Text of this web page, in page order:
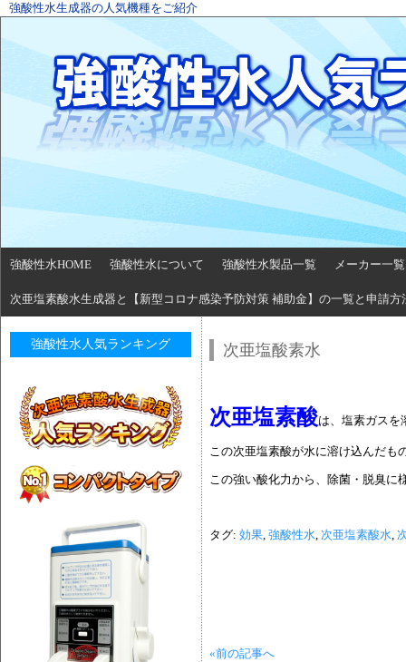
強酸性水生成器の人気機種をご紹介
強酸性水HOME 強酸性水について 強酸性水製品一覧 メーカー一覧
次亜塩素酸水生成器と【新型コロナ感染予防対策 補助金】の一覧と申請方
強酸性水人気ランキング 次亜塩酸素水
次亜塩素酸は、塩素ガスを
この次亜塩素酸が水に溶け込んだも
この強い酸化力から、除菌・脱臭に
タグ: 効果, 強酸性水, 次亜塩素酸水,
«前の記事へ